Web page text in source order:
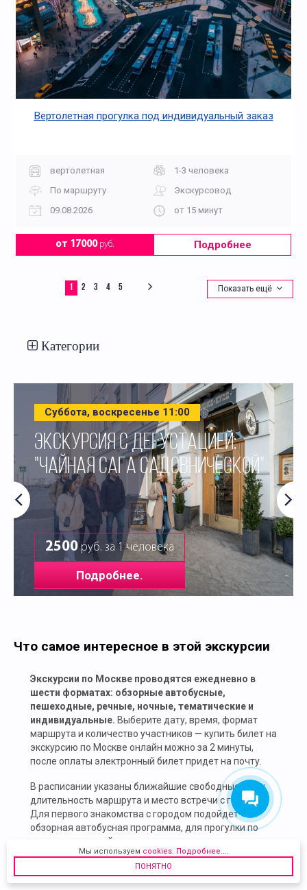
Вертолетная прогулка под индивидуальный заказ
вертолетная
1-3 человека
По маршруту
Экскурсовод
09.08.2026
от 15 минут
от 17000руб. Подробнее
1 2 3 4 5 Показать ещё
Категории
Суббота, воскресенье 11:00
ЭКСКУРСИЯ С ДЕГУСТАЦИЕЙ:
"ЧАЙНАЯ САГА САДОВНИЧЕСКОЙ"
2500руб. за 1 человека
Подробнее.
Что самое интересное в этой экскурсии
Экскурсии по Москве проводятся ежедневно в
шести форматах: обзорные автобусные,
пешеходные, речные, ночные, тематические и
индивидуальные. Выберите дату, время, формат
маршрута и количество участников — купить билет на
экскурсию по Москве онлайн можно за 2 минуты,
после оплаты электронный билет придет на почту.
В расписании указаны ближайшие свободные даты,
длительность маршрута и место встречи с гидом.
Для первого знакомства с городом подойдет
обзорная автобусная программа, для прогулки по
историческим районам — пешеходная, для
панорамных видов — речная прогулка по Москве-
Мы используем cookies. Подробнее....
ПОНЯТНО